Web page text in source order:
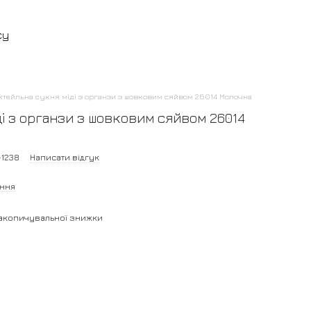
сукня міді з органзи з шовковим сяйвом 26014 Молочна
з органзи з шовковим сяйвом 26014
Написати відгук
знижки